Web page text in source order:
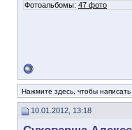
Фотоальбомы: 47 фото
Нажмите здесь, чтобы
10.01.2012, 13:18